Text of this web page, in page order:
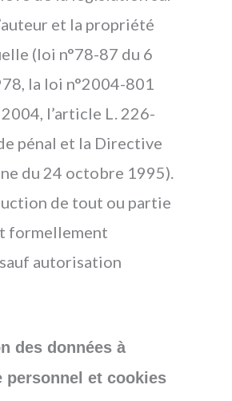
et la propriété
(loi n°78-87 du 6
la loi n°2004-801
l’article L. 226-
pénal et la Directive
du 24 octobre 1995).
de tout ou partie
formellement
autorisation
des données à
personnel et cookies